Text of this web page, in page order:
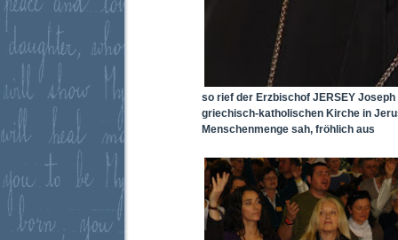
so rief der Erzbischof JERSEY
griechisch-katholischen Kirche in
Menschenmenge sah, fröhlich aus